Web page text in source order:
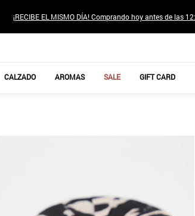
¡RECIBE EL MISMO DÍA! Comprando hoy antes de las
CALZADO AROMAS SALE GIFT CARD
7.
cafe